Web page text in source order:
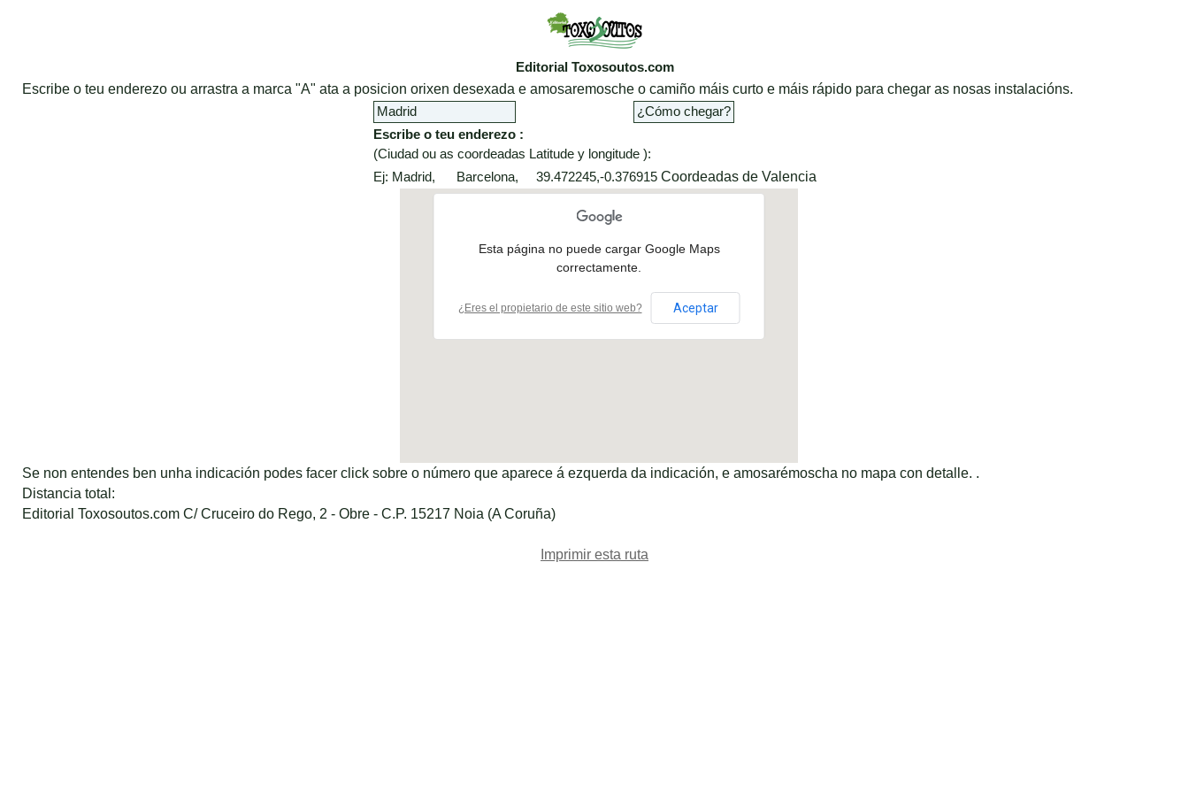
Editorial Toxosoutos.com
Escribe o teu enderezo ou arrastra a marca "A" ata a posicion orixen desexada e amosaremosche o camiño máis curto e máis rápido para chegar as nosas instalacións.
Escribe o teu enderezo :
(Ciudad ou as coordeadas Latitude y longitude ):
Ej: Madrid, Barcelona, 39.472245,-0.376915 Coordeadas de Valencia
Esta página no puede cargar Google Maps
correctamente.
¿Eres el propietario de este sitio web? Aceptar
Se non entendes ben unha indicación podes facer click sobre o número que aparece á ezquerda da indicación, e amosarémoscha no mapa con detalle. .
Distancia total:
Editorial Toxosoutos.com C/ Cruceiro do Rego, 2 - Obre - C.P. 15217 Noia (A Coruña)
Imprimir esta ruta